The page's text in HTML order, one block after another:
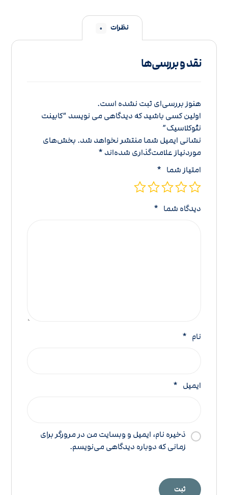
نظرات ۰
نقد و بررسی‌ها
هنوز بررسی‌ای ثبت نشده است.
اولین کسی باشید که دیدگاهی می نویسد “کابینت
نئوکلاسیک”
نشانی ایمیل شما منتشر نخواهد شد. بخش‌های
موردنیاز علامت‌گذاری شده‌اند *
امتیاز شما *
دیدگاه شما *
نام *
ایمیل *
ذخیره نام، ایمیل و وبسایت من در مرورگر برای
زمانی که دوباره دیدگاهی می‌نویسم.